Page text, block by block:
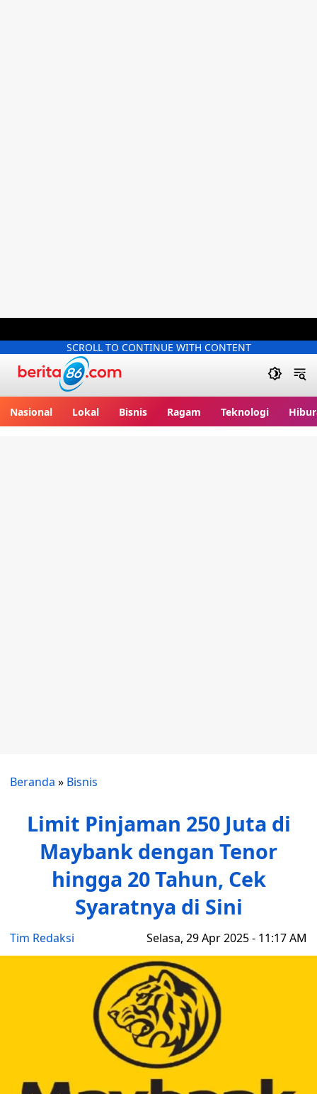
SCROLL TO CONTINUE WITH CONTENT
Nasional Lokal Bisnis Ragam Teknologi
Beranda » Bisnis
Limit Pinjaman 250 Juta di
Maybank dengan Tenor
hingga 20 Tahun, Cek
Syaratnya di Sini
Tim Redaksi Selasa, 29 Apr 2025 - 11:17 AM